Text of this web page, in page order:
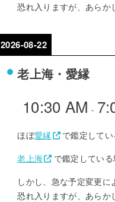
恐れ入りますが、あらか
2026-08-22
老上海・愛縁
10:30 AM -
ほぼ愛縁
で鑑定して
老上海
で鑑定している
しかし、急な予定変更に
恐れ入りますが、あらか